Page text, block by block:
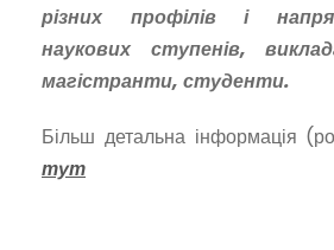
різних профілів і
наукових ступенів,
магістранти, студенти.
Більш детальна інформація
тут